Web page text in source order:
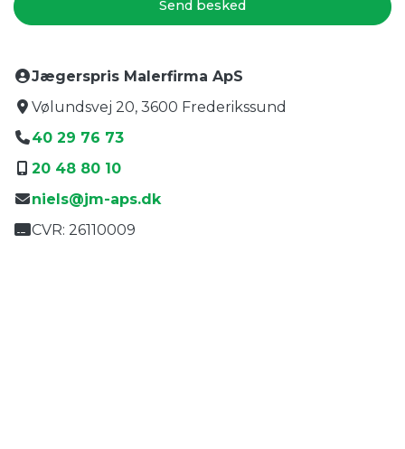
Jægerspris Malerfirma ApS
Vølundsvej 20, 3600 Frederikssund
40 29 76 73
20 48 80 10
niels@jm-aps.dk
CVR: 26110009